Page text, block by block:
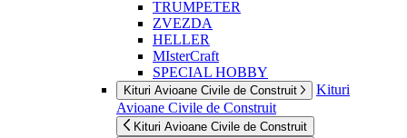
TRUMPETER
ZVEZDA
HELLER
MIsterCraft
SPECIAL HOBBY
Kituri Avioane Civile de Construit
Kituri
Avioane Civile de Construit
Kituri Avioane Civile de Construit